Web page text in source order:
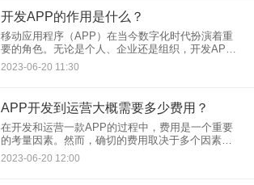
开发APP的作用是什么？
移动应用程序（APP）在当今数字化时代扮演着重
要的角色。无论是个人、企业还是组织，开发APP
都具有许多重要的作用。本文将探讨开发APP的作
用，并说明为什么越来越多的人选择投资和开发自
2023-06-20 11:30
APP开发到运营大概需要多少费用？
在开发和运营一款APP的过程中，费用是一个重要
的考量因素。然而，确切的费用取决于多个因素，
包括APP的规模、功能、复杂度、设计需求、开发
团队和市场推广策略等。以下是一些常见的费用项
2023-06-20 12:00